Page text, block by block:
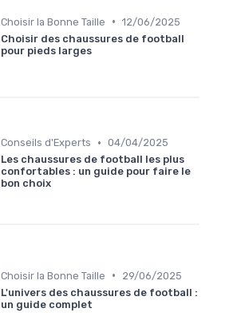
Choisir la Bonne Taille • 12/06/2025
Choisir des chaussures de football
pour pieds larges
Conseils d'Experts • 04/04/2025
Les chaussures de football les plus
confortables : un guide pour faire le
bon choix
Choisir la Bonne Taille •
29/06/2025
L'univers des chaussures de football :
un guide complet